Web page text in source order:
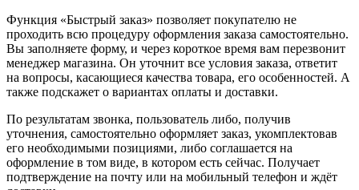
Функция «Быстрый заказ» позволяет покупателю не
проходить всю процедуру оформления заказа самостоятельно.
Вы заполняете форму, и через короткое время вам перезвонит
менеджер магазина. Он уточнит все условия заказа, ответит
на вопросы, касающиеся качества товара, его особенностей. А
также подскажет о вариантах оплаты и доставки.
По результатам звонка, пользователь либо, получив
уточнения, самостоятельно оформляет заказ, укомплектовав
его необходимыми позициями, либо соглашается на
оформление в том виде, в котором есть сейчас. Получает
подтверждение на почту или на мобильный телефон и ждёт